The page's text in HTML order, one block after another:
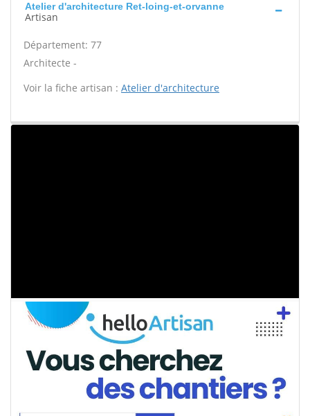
Atelier d'architecture Ret-loing-et-orvanne
Artisan
Département: 77
Architecte -
Voir la fiche artisan : Atelier d'architecture